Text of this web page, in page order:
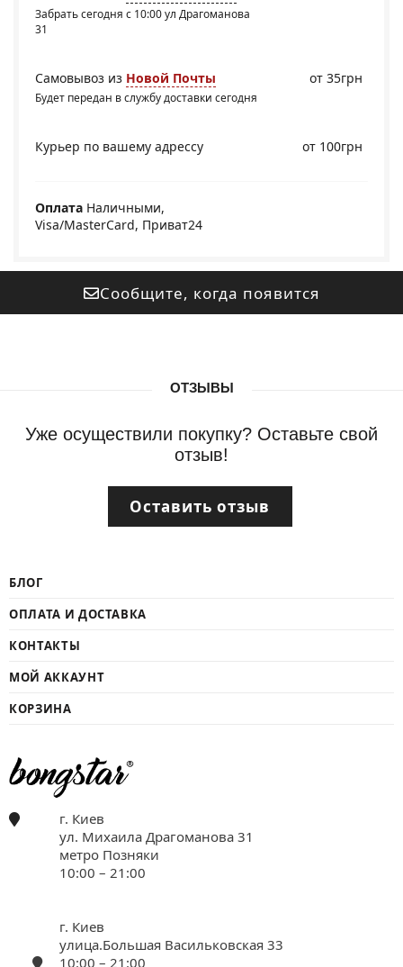
Забрать сегодня с 10:00 ул Драгоманова
31
Самовывоз из Новой Почты
Будет передан в службу доставки сегодня
от 35грн
Курьер по вашему адрессу от 100грн
Оплата Наличными,
Visa/MasterCard, Приват24
Сообщите, когда появится
ОТЗЫВЫ
Уже осуществили покупку? Оставьте свой
отзыв!
Оставить отзыв
БЛОГ
ОПЛАТА И ДОСТАВКА
КОНТАКТЫ
МОЙ АККАУНТ
КОРЗИНА
г. Киев
ул. Михаила Драгоманова 31
метро Позняки
10:00 – 21:00
г. Киев
улица.Большая Васильковская 33
10:00 – 21:00